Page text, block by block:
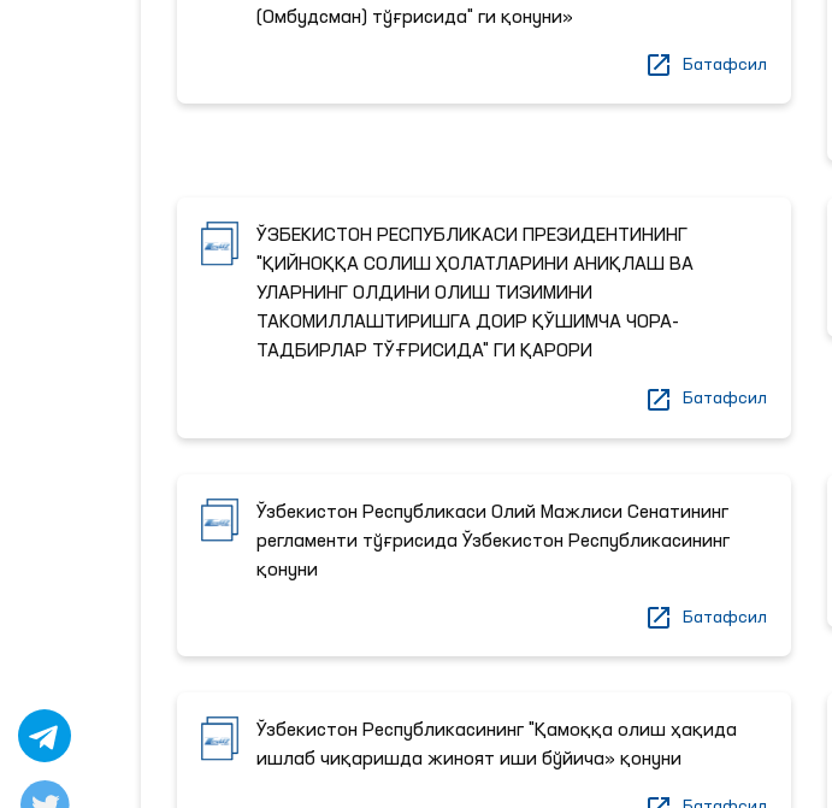
(Омбудсман) тўғрисида" ги қонуни»
Батафсил
ЎЗБЕКИСТОН РЕСПУБЛИКАСИ ПРЕЗИДЕНТИНИНГ
"ҚИЙНОҚҚА СОЛИШ ҲОЛАТЛАРИНИ АНИҚЛАШ ВА
УЛАРНИНГ ОЛДИНИ ОЛИШ ТИЗИМИНИ
ТАКОМИЛЛАШТИРИШГА ДОИР ҚЎШИМЧА ЧОРА-
ТАДБИРЛАР ТЎҒРИСИДА" ГИ ҚАРОРИ
Батафсил
Ўзбекистон Республикаси Олий Мажлиси Сенатининг
регламенти тўғрисида Ўзбекистон Республикасининг
қонуни
Батафсил
Ўзбекистон Республикасининг "Қамоққа олиш ҳақида
ишлаб чиқаришда жиноят иши бўйича» қонуни